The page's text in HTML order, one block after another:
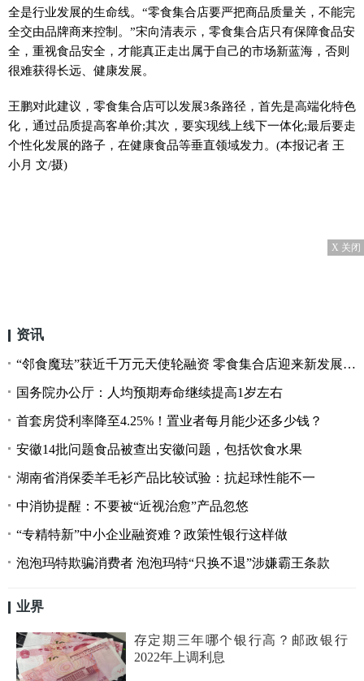
全是行业发展的生命线。“零食集合店要严把商品质量关，不能完
全交由品牌商来控制。”宋向清表示，零食集合店只有保障食品安
全，重视食品安全，才能真正走出属于自己的市场新蓝海，否则
很难获得长远、健康发展。
王鹏对此建议，零食集合店可以发展3条路径，首先是高端化特色
化，通过品质提高客单价;其次，要实现线上线下一体化;最后要走
个性化发展的路子，在健康食品等垂直领域发力。(本报记者 王
小月 文/摄)
X 关闭
资讯
“邻食魔珐”获近千万元天使轮融资 零食集合店迎来新发展方向
国务院办公厅：人均预期寿命继续提高1岁左右
首套房贷利率降至4.25%！置业者每月能少还多少钱？
安徽14批问题食品被查出安徽问题，包括饮食水果
湖南省消保委羊毛衫产品比较试验：抗起球性能不一
中消协提醒：不要被“近视治愈”产品忽悠
“专精特新”中小企业融资难？政策性银行这样做
泡泡玛特欺骗消费者 泡泡玛特“只换不退”涉嫌霸王条款
业界
存定期三年哪个银行高？邮政银行
2022年上调利息